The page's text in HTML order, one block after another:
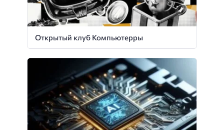
Открытый клуб Компьютерры